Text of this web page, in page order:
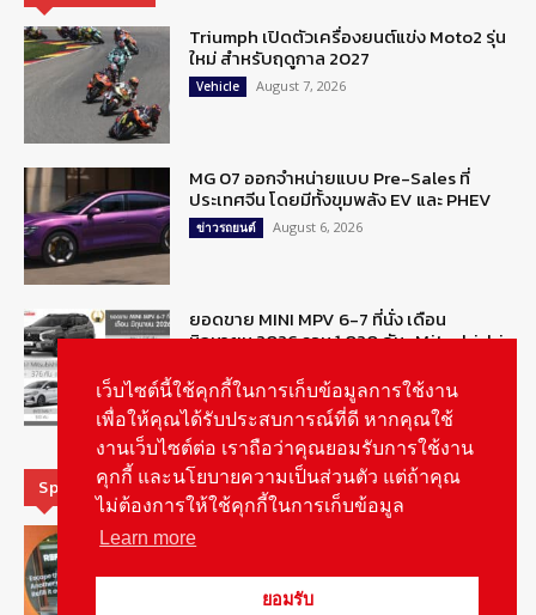
Triumph เปิดตัวเครื่องยนต์แข่ง Moto2 รุ่น
ใหม่ สำหรับฤดูกาล 2027
Vehicle August 7, 2026
MG 07 ออกจำหน่ายแบบ Pre-Sales ที่
ประเทศจีน โดยมีทั้งขุมพลัง EV และ PHEV
ข่าวรถยนต์ August 6, 2026
ยอดขาย MINI MPV 6-7 ที่นั่ง เดือน
มิถุนายน 2026 รวม 1,020 คัน : Mitsubishi
ข่าวรถยนต์ August 6, 2026
Special Picks
MG ลั่นกลองรบ! เตรียมลุยชิงส่วนแบ่งตลาด
เว็บไซต์นี้ใช้คุกกี้ในการเก็บข้อมูลการใช้งาน
เพื่อให้คุณได้รับประสบการณ์ที่ดี หากคุณใช้
งานเว็บไซต์ต่อ เราถือว่าคุณยอมรับการใช้งาน
คุกกี้ และนโยบายความเป็นส่วนตัว แต่ถ้าคุณ
ไม่ต้องการให้ใช้คุกกี้ในการเก็บข้อมูล
Learn more
ยอมรับ